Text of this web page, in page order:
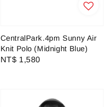
CentralPark.4pm Sunny Air
Knit Polo (Midnight Blue)
Regular
NT$ 1,580